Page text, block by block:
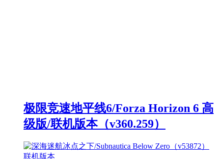
极限竞速地平线6/Forza Horizon 6 高
级版/联机版本（v360.259）